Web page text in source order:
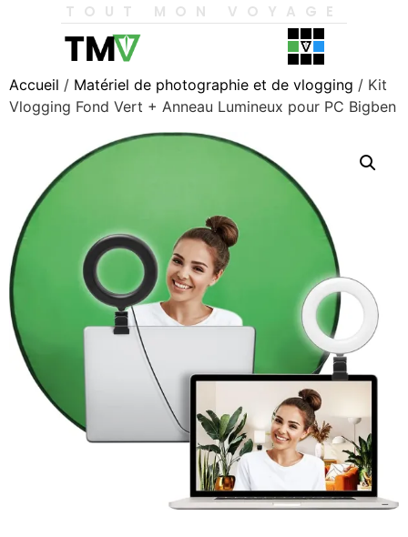
TOUT MON VOYAGE
Accueil / Matériel de photographie et de vlogging / Kit
Vlogging Fond Vert + Anneau Lumineux pour PC Bigben